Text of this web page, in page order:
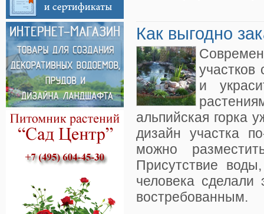
Как выгодно
участков
и
альпийская горка
дизайн участка
можно
Присутствие
человека
востребованным.